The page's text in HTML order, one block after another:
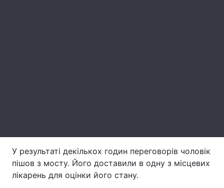
Тема оформлення
У результаті декількох годин переговорів чоловік
пішов з мосту. Його доставили в одну з місцевих
лікарень для оцінки його стану.